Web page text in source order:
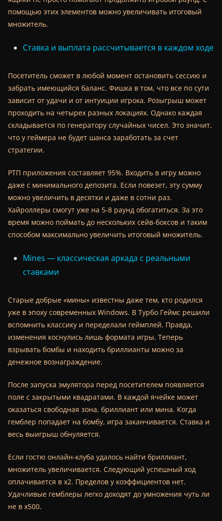
помощью этих элементов можно увеличивать итоговый
множитель.
Ставка и выплата рассчитывается в каждом ходе
Посетитель сможет в любой момент остановить сессию и
забрать имеющийся баланс. Фишка в том, что все по сути
зависит от удачи и от интуиции игрока. Розыгрыш может
проходить на четырех разных локациях. Однако каждая
складывается по генератору случайных чисел. Это значит,
что у геймера не будет шанса заработать за счет
стратегии.
РТП приложения составляет 95%. Входить в игру можно
даже с минимального депозита. Если повезет, эту сумму
можно увеличить в десятки и даже в сотни раз.
Хайроллеры смогут уже на 5-8 раунд обогатиться. За это
время можно поймать до нескольких сейв-боксов и таким
способом максимально увеличить итоговый множитель.
Mines — классическая аркада с реальными
ставками
Старые добрые «мины» известны даже тем, кто родился
уже в эпоху современных Windows. В Турбо Геймс решили
вспомнить классику и переделали геймплей. Правда,
изменения коснулись лишь формата игры. Теперь
взрывать бомбы и находить бриллианты можно за
денежное вознаграждение.
После запуска эмулятора перед посетителем появляется
поле с закрытыми квадратами. В каждой ячейке может
оказаться свободная зона, бриллиант или мина. Когда
гемблер попадает на бомбу, игра заканчивается. Ставка и
весь выигрыш обнуляется.
Если гостю онлайн-клуба удалось найти бриллиант,
множитель увеличивается. Следующий успешный ход
оплачивается в х2. Пределов у коэффициентов нет.
Удачливые гемблеры легко доходят до умножения чуть ли
не в х500.